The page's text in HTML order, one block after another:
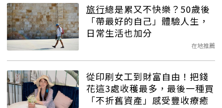
旅行總是累又不快樂？50歲後
「帶最好的自己」體驗人生，
日常生活也加分
在地推薦
從印刷女工到財富自由！把錢
花這3處收穫最多，最後一種買
「不折舊資產」感受豐收療癒